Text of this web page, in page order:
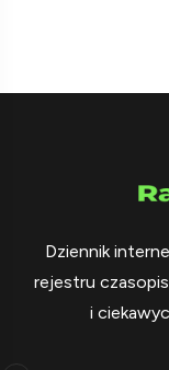
Dziennik
rejestru
i